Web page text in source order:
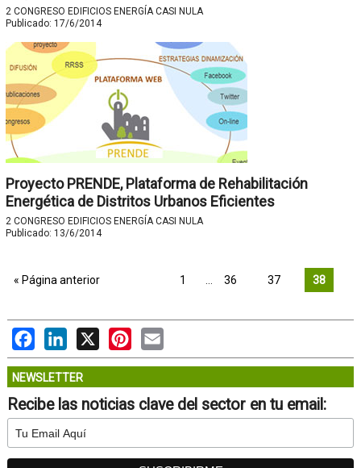
2 CONGRESO EDIFICIOS ENERGÍA CASI NULA
Publicado: 17/6/2014
Proyecto PRENDE, Plataforma de Rehabilitación
Energética de Distritos Urbanos Eficientes
2 CONGRESO EDIFICIOS ENERGÍA CASI NULA
Publicado: 13/6/2014
« Página anterior 1 36 37 38
FacebookLinkedIn
X PinterestEmail
NEWSLETTER
Recibe las noticias clave del sector en tu email: